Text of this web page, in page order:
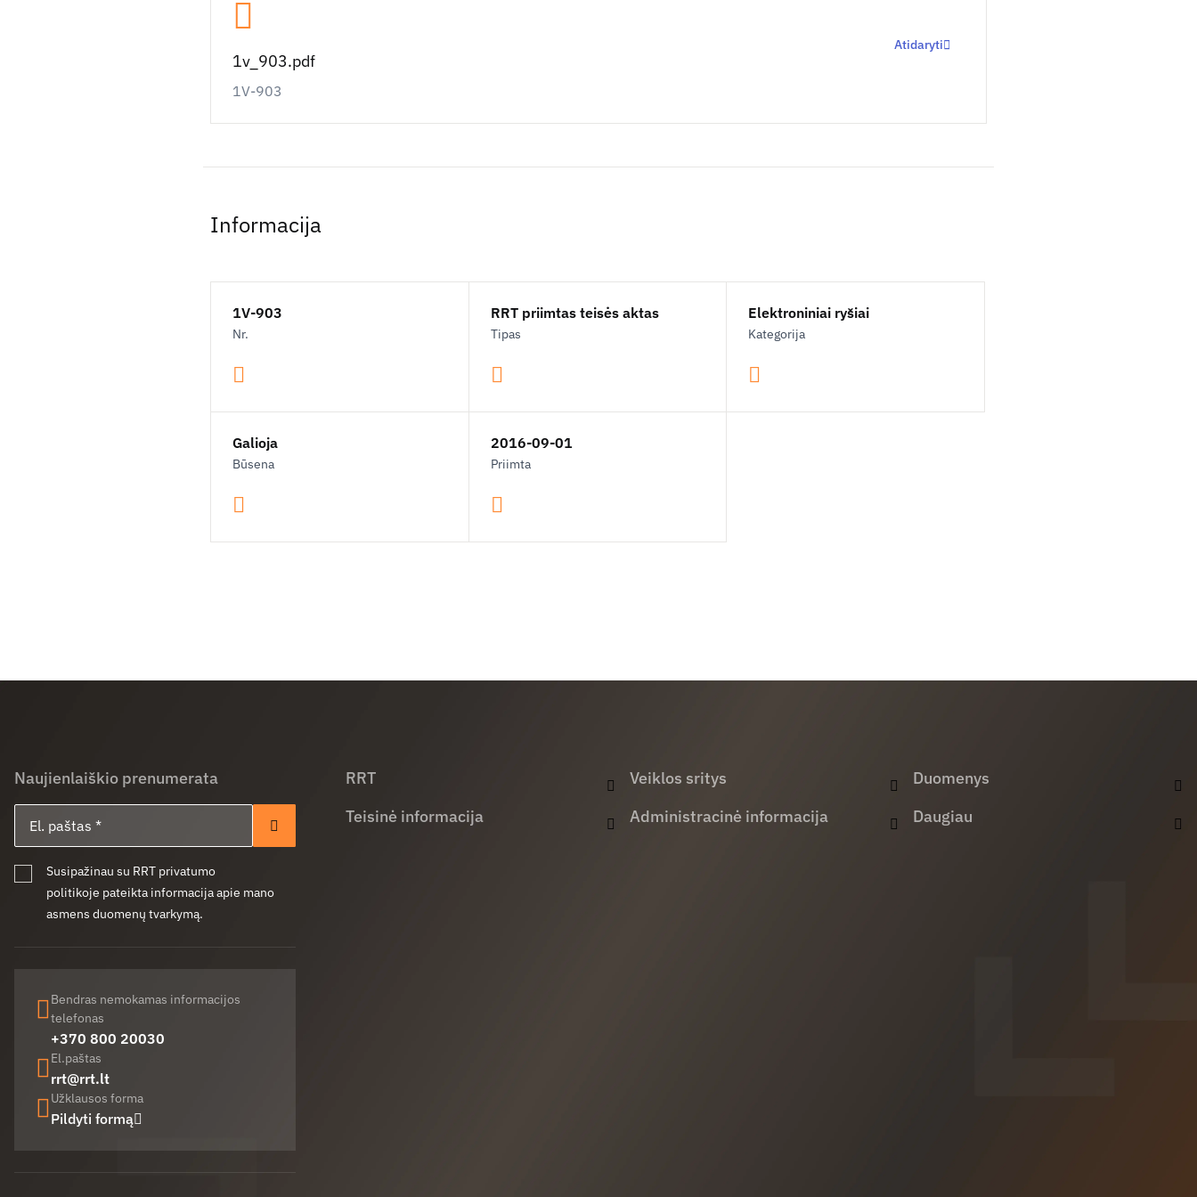
1v_903.pdf
1V-903
Atidaryti
Informacija
1V-903
Nr.
RRT priimtas teisės aktas
Tipas
Elektroniniai ryšiai
Kategorija
Galioja
Būsena
2016-09-01
Priimta
Naujienlaiškio prenumerata
Prenumeruoti
Susipažinau su RRT privatumo
politikoje pateikta informacija apie mano
asmens duomenų tvarkymą.
Bendras nemokamas informacijos
telefonas
+370 800 20030
El.paštas
rrt@rrt.lt
Užklausos forma
Pildyti formą
RRT
Teisinė informacija
Veiklos sritys
Administracinė informacija
Duomenys
Daugiau